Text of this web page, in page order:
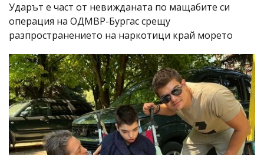
Ударът е част от невижданата по мащабите си
операция на ОДМВР-Бургас срещу
разпространението на наркотици край морето